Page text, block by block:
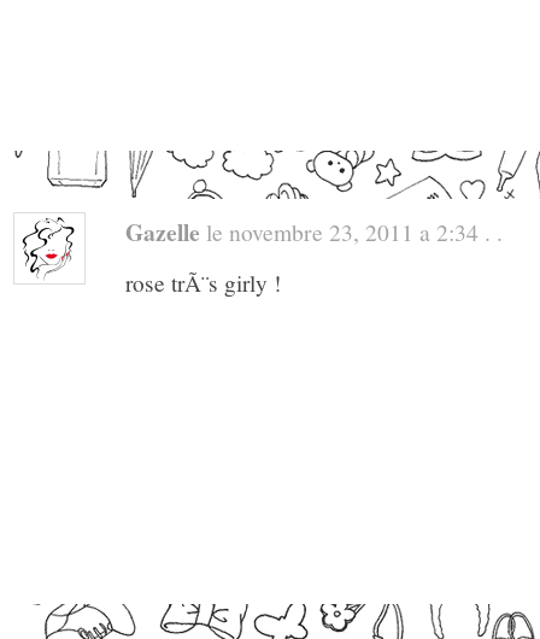
Gazelle le novembre 23, 2011 a 2:34 . .
rose trÃ¨s girly !